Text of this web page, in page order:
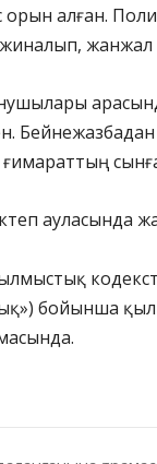
орын алған.
жанжал
Бейнежазбадан
ауласында
бойынша